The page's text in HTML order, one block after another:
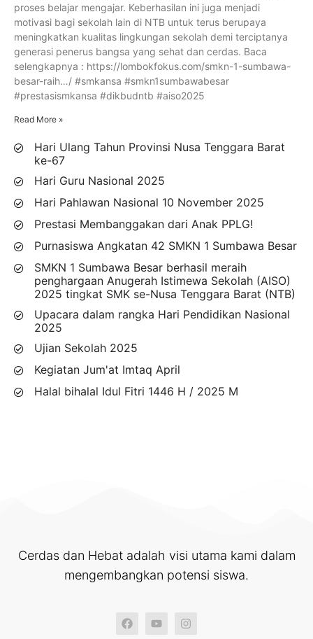
proses belajar mengajar. Keberhasilan ini juga menjadi
motivasi bagi sekolah lain di NTB untuk terus berupaya
meningkatkan kualitas lingkungan sekolah demi terciptanya
generasi penerus bangsa yang sehat dan cerdas. Baca
selengkapnya : https://lombokfokus.com/smkn-1-sumbawa-
besar-raih…/ #smkansa #smkn1sumbawabesar
#prestasismkansa #dikbudntb #aiso2025
Read More »
Hari Ulang Tahun Provinsi Nusa Tenggara Barat
ke-67
Hari Guru Nasional 2025
Hari Pahlawan Nasional 10 November 2025
Prestasi Membanggakan dari Anak PPLG!
Purnasiswa Angkatan 42 SMKN 1 Sumbawa Besar
SMKN 1 Sumbawa Besar berhasil meraih
penghargaan Anugerah Istimewa Sekolah (AISO)
2025 tingkat SMK se-Nusa Tenggara Barat (NTB)
Upacara dalam rangka Hari Pendidikan Nasional
2025
Ujian Sekolah 2025
Kegiatan Jum'at Imtaq April
Halal bihalal Idul Fitri 1446 H / 2025 M
Cerdas dan Hebat adalah visi utama kami dalam
mengembangkan potensi siswa.